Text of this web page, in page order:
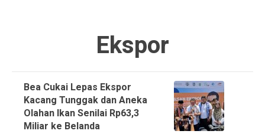
Ekspor
Bea Cukai Lepas Ekspor
Kacang Tunggak dan Aneka
Olahan Ikan Senilai Rp63,3
Miliar ke Belanda